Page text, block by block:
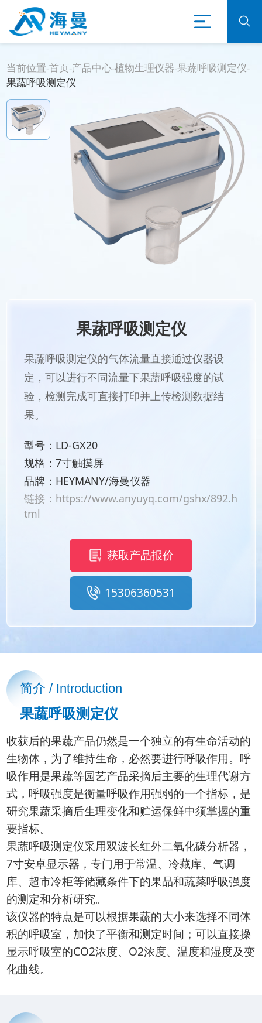
当前位置-首页-产品中心-植物生理仪器-果蔬呼吸测定仪-
果蔬呼吸测定仪
果蔬呼吸测定仪
果蔬呼吸测定仪的气体流量直接通过仪器设
定，可以进行不同流量下果蔬呼吸强度的试
验，检测完成可直接打印并上传检测数据结
果。
型号：LD-GX20
规格：7寸触摸屏
品牌：HEYMANY/海曼仪器
链接： https://www.anyuyq.com/gshx/892.h
tml
获取产品报价
15306360531
简介 / Introduction
果蔬呼吸测定仪
收获后的果蔬产品仍然是一个独立的有生命活动的
生物体，为了维持生命，必然要进行呼吸作用。呼
吸作用是果蔬等园艺产品采摘后主要的生理代谢方
式，呼吸强度是衡量呼吸作用强弱的一个指标，是
研究果蔬采摘后生理变化和贮运保鲜中须掌握的重
要指标。
果蔬呼吸测定仪采用双波长红外二氧化碳分析器，
7寸安卓显示器，专门用于常温、冷藏库、气调
库、超市冷柜等储藏条件下的果品和蔬菜呼吸强度
的测定和分析研究。
该仪器的特点是可以根据果蔬的大小来选择不同体
积的呼吸室，加快了平衡和测定时间；可以直接操
显示呼吸室的CO2浓度、O2浓度、温度和湿度及变
化曲线。